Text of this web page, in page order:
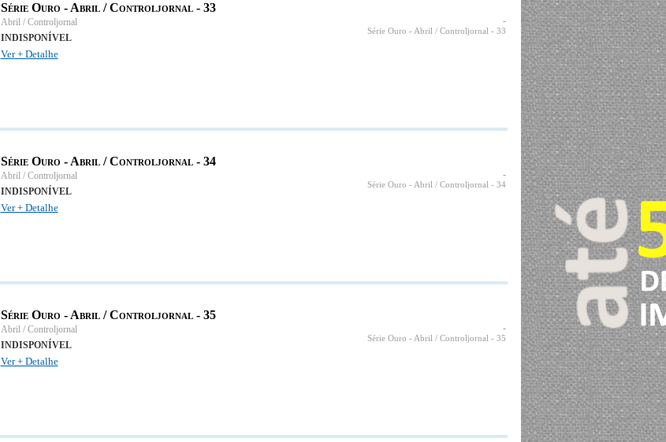
Série Ouro - Abril / Controljornal - 33
Abril / Controljornal
INDISPONÍVEL
Ver + Detalhe
-
Série Ouro - Abril / Controljornal - 33
Série Ouro - Abril / Controljornal - 34
Abril / Controljornal
INDISPONÍVEL
Ver + Detalhe
-
Série Ouro - Abril / Controljornal - 34
Série Ouro - Abril / Controljornal - 35
Abril / Controljornal
INDISPONÍVEL
Ver + Detalhe
-
Série Ouro - Abril / Controljornal - 35